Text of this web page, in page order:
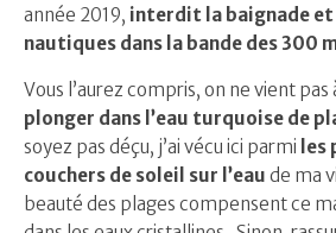
année 2019, interdit la baignade
nautiques dans la bande des 300
Vous l’aurez compris, on ne vient pas
plonger dans l’eau turquoise de
soyez pas déçu, j’ai vécu ici parmi les
couchers de soleil sur l’eau de ma
beauté des plages compensent ce